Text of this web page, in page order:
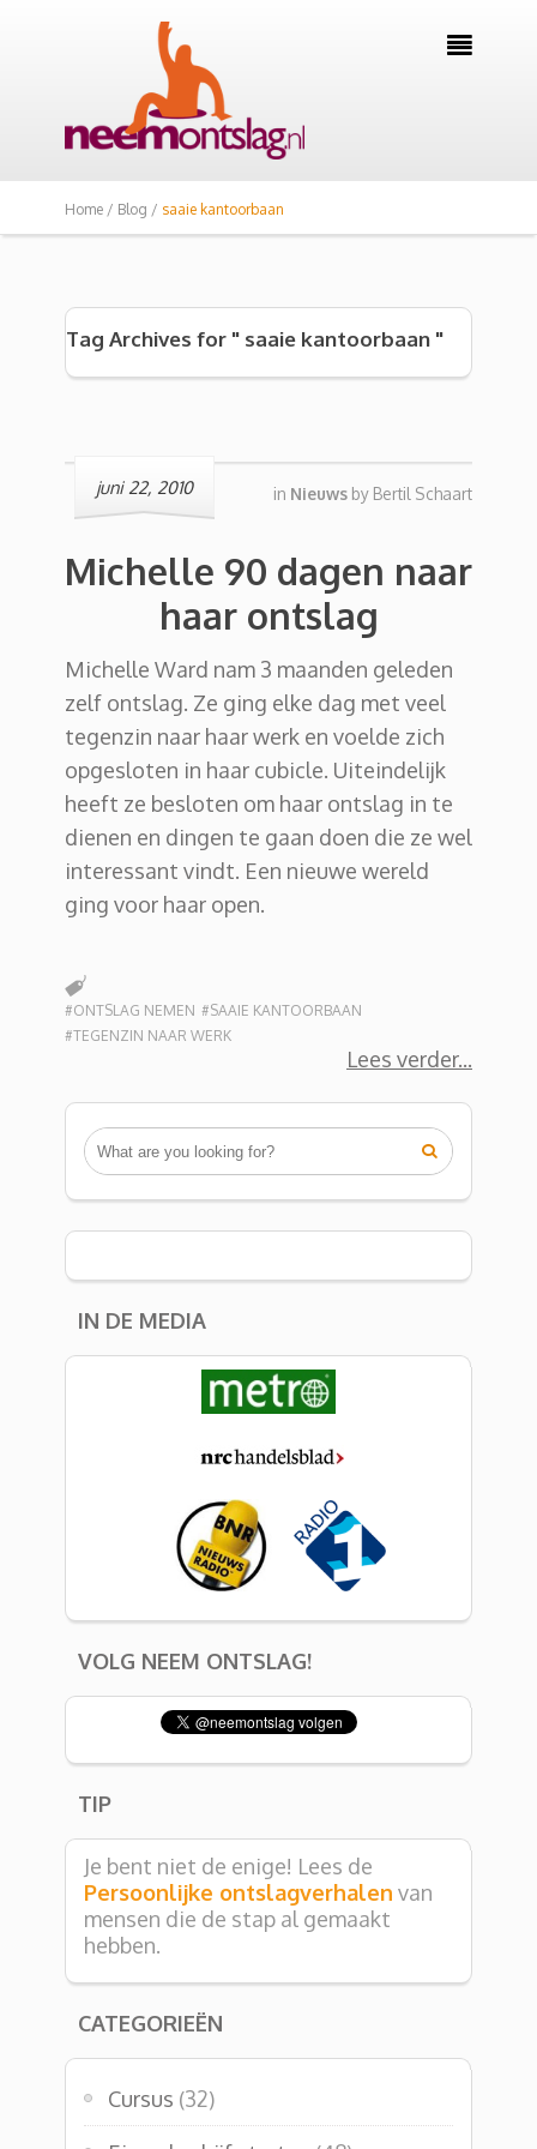

Home / Blog / saaie kantoorbaan
Tag Archives for " saaie kantoorbaan "
juni 22, 2010 in Nieuws by Bertil Schaart
Michelle 90 dagen naar
haar ontslag
Michelle Ward nam 3 maanden geleden
zelf ontslag. Ze ging elke dag met veel
tegenzin naar haar werk en voelde zich
opgesloten in haar cubicle. Uiteindelijk
heeft ze besloten om haar ontslag in te
dienen en dingen te gaan doen die ze wel
interessant vindt. Een nieuwe wereld
ging voor haar open.
Lees verder
#ONTSLAG NEMEN #SAAIE KANTOORBAAN
#TEGENZIN NAAR WERK

IN DE MEDIA
VOLG NEEM ONTSLAG!
TIP
Je bent niet de enige! Lees de
Persoonlijke ontslagverhalen van
mensen die de stap al gemaakt
hebben.
CATEGORIEËN
Cursus (32)